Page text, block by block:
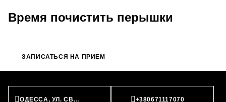
Время почистить перышки
ЗАПИСАТЬСЯ НА ПРИЕМ
ОДЕССА, УЛ. СВЯТОСЛАВА КАРАВАНСКОГО, 23
+380671117070